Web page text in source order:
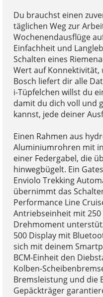
Du brauchst einen
täglichen Weg zur
Wochenendausflüge
Einfachheit und
Schalten eines
Wert auf Konnektivität,
Bosch liefert dir alle
i-Tüpfelchen willst du
damit du dich voll und
kannst, jede deiner
Einen Rahmen aus
Aluminiumrohren mit
einer Federgabel, die
hinwegbügelt. Ein
Enviolo Trekking
übernimmt das
Performance Line
Antriebseinheit mit 250
Drehmoment
500 Display mit
sich mit deinem
BCM-Einheit den
Kolben-
Bremsleistung und die
Gepäckträger